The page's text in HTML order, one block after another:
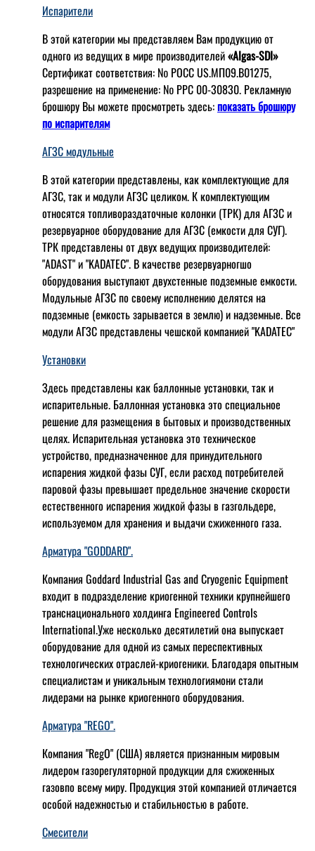
Испарители
В этой категории мы представляем Вам продукцию от
одного из ведущих в мире производителей«Algas-SDI»
Сертификат соответствия: № РОСС US.МП09.В01275,
разрешение на применение: № РРС 00-30830. Рекламную
брошюру Вы можете просмотреть здесь:показать брошюру
по испарителям
АГЗС модульные
В этой категории представлены, как комплектующие для
АГЗС, так и модули АГЗС целиком. К комплектующим
относятся топливораздаточные колонки (ТРК) для АГЗС и
резервуарное оборудование для АГЗС (емкости для СУГ).
ТРК представлены от двух ведущих производителей:
"ADAST" и "KADATEC". В качестве резервуарногшо
оборудования выступают двухстенные подземные емкости.
Модульные АГЗС по своему исполнению делятся на
подземные (емкость зарывается в землю) и надземные. Все
модули АГЗС представлены чешской компанией "KADATEC"
Установки
Здесь представлены как баллонные установки, так и
испарительные. Баллонная установка это специальное
решение для размещения в бытовых и производственных
целях. Испарительная установка это техническое
устройство, предназначенное для принудительного
испарения жидкой фазы СУГ, если расход потребителей
паровой фазы превышает предельное значение скорости
естественного испарения жидкой фазы в газгольдере,
используемом для хранения и выдачи сжиженного газа.
Арматура "GODDARD".
Компания Goddard Industrial Gas and Cryogenic Equipment
входит в подразделение криогенной техники крупнейшего
транснационального холдинга Engineered Controls
International.Уже несколько десятилетий она выпускает
оборудование для одной из самых переспективных
технологических отраслей-криогеники. Благодаря опытным
специалистам и уникальным технологиямони стали
лидерами на рынке криогенного оборудования.
Арматура "REGO".
Компания "RegO" (США) является признанным мировым
лидером газорегуляторной продукции для сжиженных
газовпо всему миру. Продукция этой компанией отличается
особой надежностью и стабильностью в работе.
Смесители